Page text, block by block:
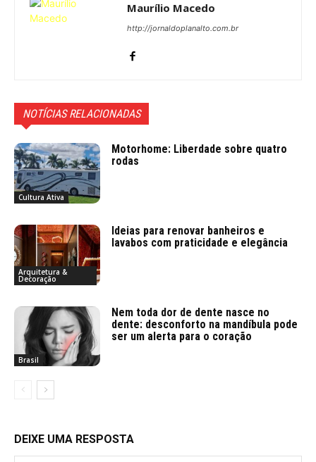
Maurílio Macedo
http://jornaldoplanalto.com.br
NOTÍCIAS RELACIONADAS
Cultura Ativa
Motorhome: Liberdade sobre quatro
rodas
Arquitetura &
Decoração
Ideias para renovar banheiros e
lavabos com praticidade e elegância
Brasil
Nem toda dor de dente nasce no
dente: desconforto na mandíbula pode
ser um alerta para o coração
DEIXE UMA RESPOSTA